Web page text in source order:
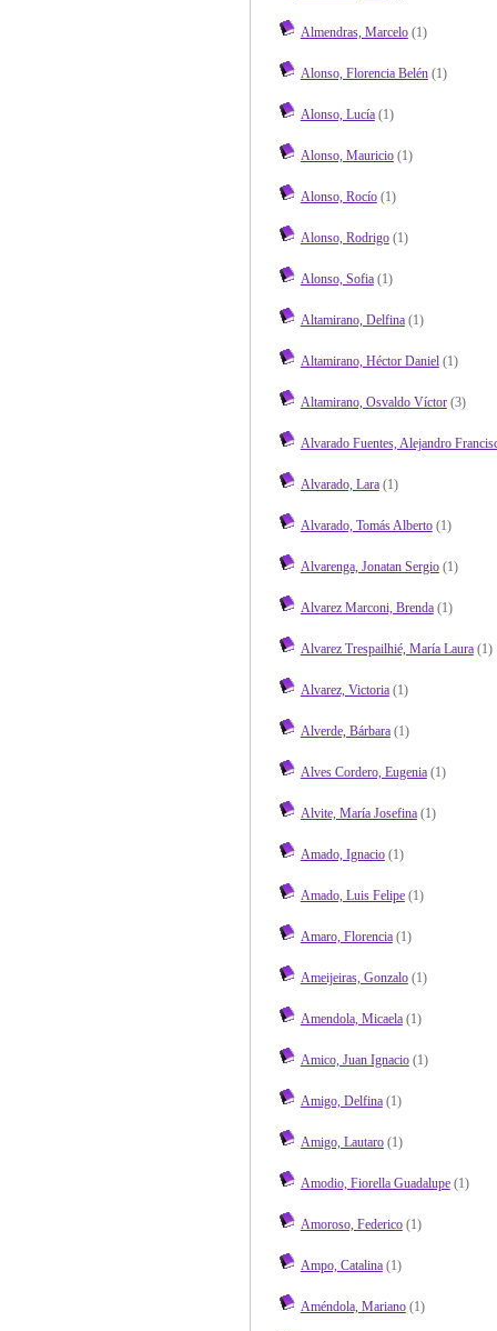
Almendras, Marcelo(1)
Alonso, Florencia Belén(1)
Alonso, Lucía(1)
Alonso, Mauricio(1)
Alonso, Rocío(1)
Alonso, Rodrigo(1)
Alonso, Sofia(1)
Altamirano, Delfina(1)
Altamirano, Héctor Daniel(1)
Altamirano, Osvaldo Víctor(3)
Alvarado Fuentes, Alejandro
Alvarado, Lara(1)
Alvarado, Tomás Alberto(1)
Alvarenga, Jonatan Sergio(1)
Alvarez Marconi, Brenda(1)
Alvarez Trespailhié, María Laura(1)
Alvarez, Victoria(1)
Alverde, Bárbara(1)
Alves Cordero, Eugenia(1)
Alvite, María Josefina(1)
Amado, Ignacio(1)
Amado, Luis Felipe(1)
Amaro, Florencia(1)
Ameijeiras, Gonzalo(1)
Amendola, Micaela(1)
Amico, Juan Ignacio(1)
Amigo, Delfina(1)
Amigo, Lautaro(1)
Amodio, Fiorella Guadalupe(1)
Amoroso, Federico(1)
Ampo, Catalina(1)
Améndola, Mariano(1)